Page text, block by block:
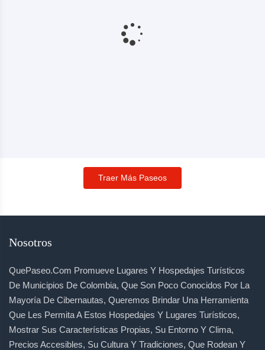
Traer Más Paseos
Nosotros
QuePaseo.com Promueve Lugares Y Hospedajes Turísticos
De Municipios De Colombia, Que Son Poco Conocidos Por La
Mayoría De Cibernautas, Queremos Brindar Una Herramienta
Que Les Permita A Estos Hospedajes Y Lugares Turísticos,
Mostrar Sus Características Propias, Su Entorno Y Clima,
Precios Accesibles, Su Cultura Y Tradiciones, Que Rodean Y